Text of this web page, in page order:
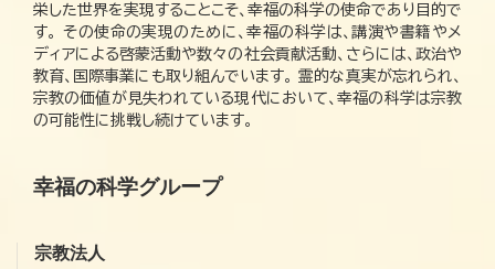
栄した世界を実現することこそ、幸福の科学の使命であり目的で
す。 その使命の実現のために、幸福の科学は、講演や書籍やメ
ディアによる啓蒙活動や数々の社会貢献活動、さらには、政治や
教育、国際事業にも取り組んでいます。 霊的な真実が忘れられ、
宗教の価値が見失われている現代において、幸福の科学は宗教
の可能性に挑戦し続けています。
幸福の科学グループ
宗教法人